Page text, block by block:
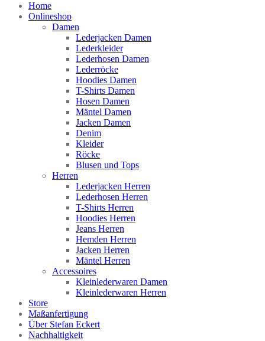
Home
Onlineshop
Damen
Lederjacken Damen
Lederkleider
Lederhosen Damen
Lederröcke
Hoodies Damen
T-Shirts Damen
Hosen Damen
Mäntel Damen
Jacken Damen
Denim
Kleider
Röcke
Blusen und Tops
Herren
Lederjacken Herren
Lederhosen Herren
T-Shirts Herren
Hoodies Herren
Jeans Herren
Hemden Herren
Jacken Herren
Mäntel Herren
Accessoires
Kleinlederwaren Damen
Kleinlederwaren Herren
Store
Maßanfertigung
Über Stefan Eckert
Nachhaltigkeit